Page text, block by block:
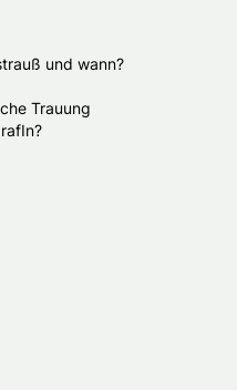
und wann?
Trauung